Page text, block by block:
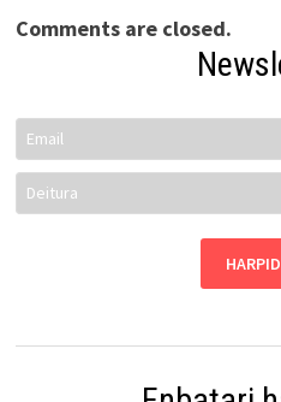
Comments are closed.